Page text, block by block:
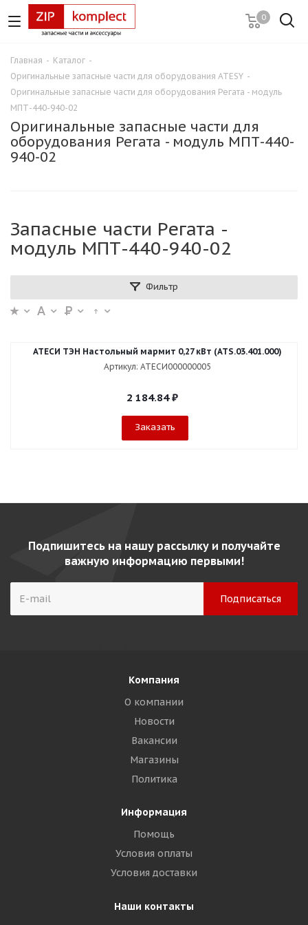
0
Главная - Каталог -
Оригинальные запасные части для оборудования ATESY -
Оригинальные запасные части для оборудования Регата - модуль
МПТ-440-940-02
Оригинальные запасные части для
оборудования Регата - модуль МПТ-440-
940-02
Запасные части Регата -
модуль МПТ-440-940-02
Фильтр
АТЕСИ ТЭН Настольный мармит 0,27 кВт (ATS.03.401.000)
Артикул: АТЕСИ000000005
2 184.84₽
Заказать
Подпишитесь на нашу рассылку и получайте
важную информацию первыми!
Компания
О компании
Новости
Вакансии
Магазины
Политика
Информация
Помощь
Условия оплаты
Условия доставки
Наши контакты